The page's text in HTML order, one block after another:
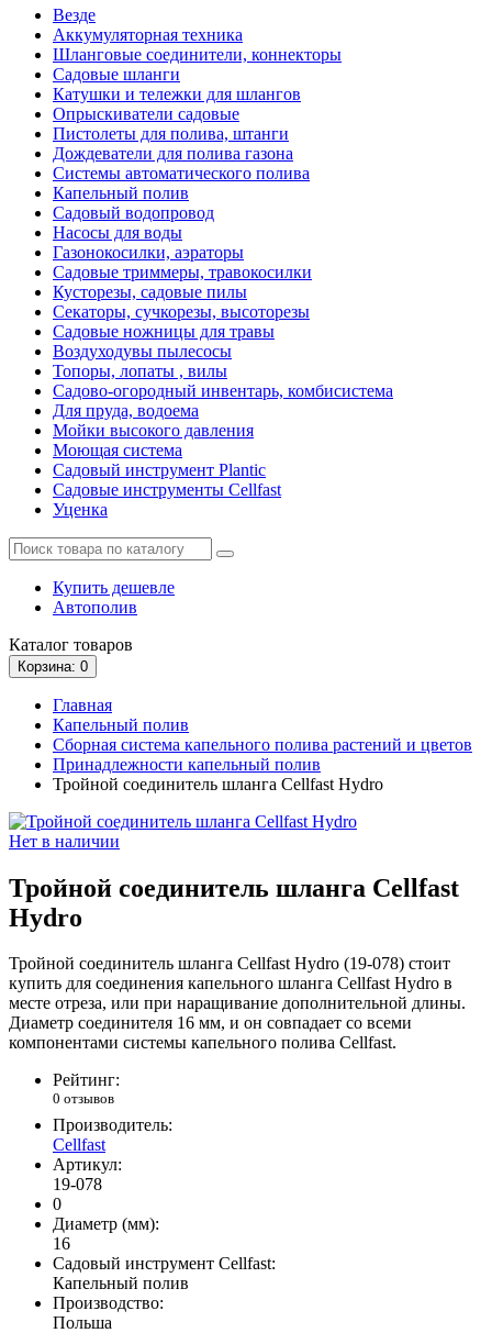
Везде
Аккумуляторная техника
Шланговые соединители, коннекторы
Садовые шланги
Катушки и тележки для шлангов
Опрыскиватели садовые
Пистолеты для полива, штанги
Дождеватели для полива газона
Системы автоматического полива
Капельный полив
Садовый водопровод
Насосы для воды
Газонокосилки, аэраторы
Садовые триммеры, травокосилки
Кусторезы, садовые пилы
Секаторы, сучкорезы, высоторезы
Садовые ножницы для травы
Воздуходувы пылесосы
Топоры, лопаты , вилы
Садово-огородный инвентарь, комбисистема
Для пруда, водоема
Мойки высокого давления
Моющая система
Садовый инструмент Plantic
Садовые инструменты Cellfast
Уценка
Купить дешевле
Автополив
Каталог товаров
Корзина: 0
Главная
Капельный полив
Сборная система капельного полива растений и цветов
Принадлежности капельный полив
Тройной соединитель шланга Cellfast Hydro
Нет в наличии
Тройной соединитель шланга Cellfast
Hydro
Тройной соединитель шланга Cellfast Hydro (19-078) стоит
купить для соединения капельного шланга Cellfast Hydro в
месте отреза, или при наращивание дополнительной длины.
Диаметр соединителя 16 мм, и он совпадает со всеми
компонентами системы капельного полива Cellfast.
Рейтинг:
0 отзывов
Производитель:
Cellfast
Артикул:
19-078
0
Диаметр (мм):
16
Садовый инструмент Cellfast:
Капельный полив
Производство:
Польша